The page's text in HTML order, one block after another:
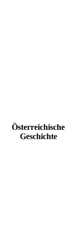
Österreichische
Geschichte